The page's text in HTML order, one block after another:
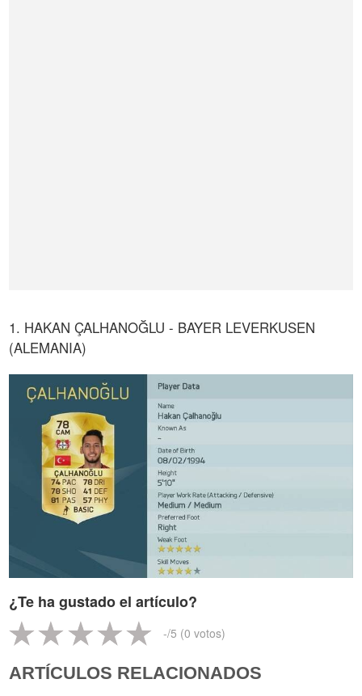
1. HAKAN ÇALHANOĞLU - BAYER LEVERKUSEN
(ALEMANIA)
¿Te ha gustado el artículo?
-/5 (0 votos)
ARTÍCULOS RELACIONADOS